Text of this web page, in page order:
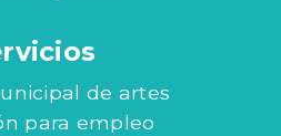
de artes
para empleo